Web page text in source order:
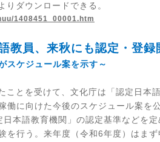
ダウンロードできる。
1408451_00001.htm
教員、来秋にも認定・登録
スケジュール案を示す～
とを受けて、文化庁は「認定日本語
働に向けた今後のスケジュール案を
日本語教育機関」の認定基準などを定
を行う。来年度（令和6年度）はまず